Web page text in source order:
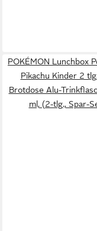
POKÉMON Lunchbox
Pikachu Kinder 2
Brotdose Alu-
ml, (2-tlg., Spar-